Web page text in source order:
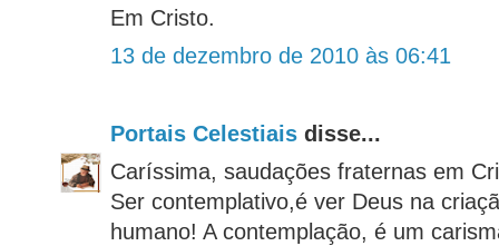
Em Cristo.
13 de dezembro de 2010 às 06:41
Portais Celestiais disse...
Caríssima, saudações fraternas em
Ser contemplativo,é ver Deus na
humano! A contemplação, é um